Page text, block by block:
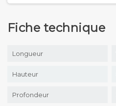
Fiche technique
Longueur
Hauteur
Profondeur